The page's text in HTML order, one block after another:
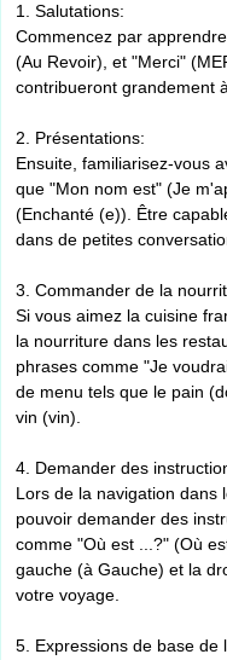
1. Salutations:
Commencez par
(Au Revoir), et "Merci"
contribueront grandement
2. Présentations:
Ensuite, familiarisez-vous
que "Mon nom est" (Je
(Enchanté (e)). Être
dans de petites
3. Commander de la
Si vous aimez la cuisine
la nourriture dans les
phrases comme "Je
de menu tels que le pain
vin (vin).
4. Demander des
Lors de la navigation dans
pouvoir demander des
comme "Où est ...?" (Où
gauche (à Gauche) et la
votre voyage.
5. Expressions de base de